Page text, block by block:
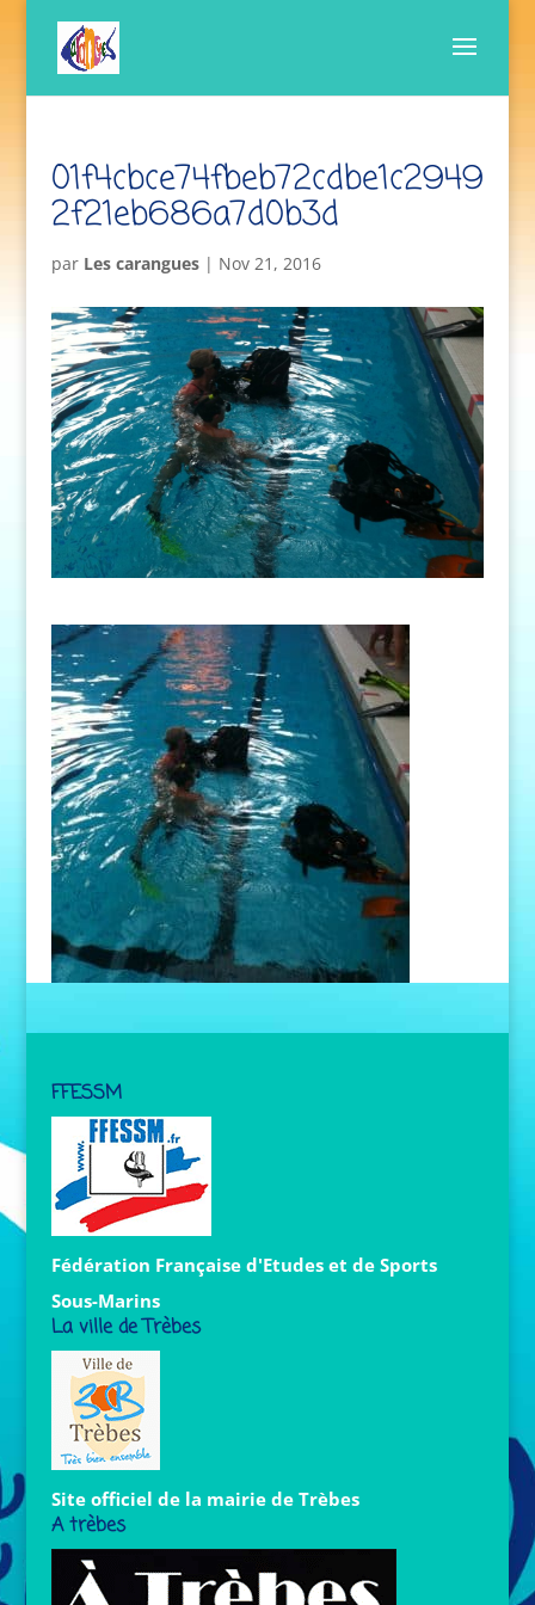
01f4cbce74fbeb72cdbe1c2949
2f21eb686a7d0b3d
par Les carangues| Nov 21, 2016
FFESSM
Fédération Française d'Etudes et de Sports
Sous-Marins
La ville de Trèbes
Site officiel de la mairie de Trèbes
A trèbes